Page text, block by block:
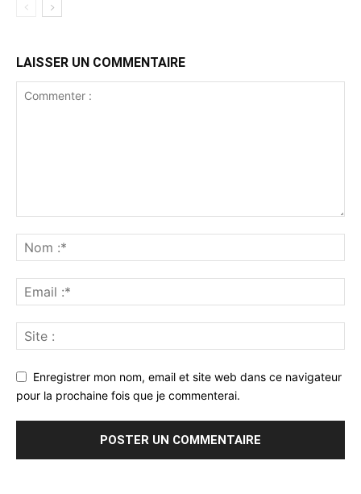
LAISSER UN COMMENTAIRE
Enregistrer mon nom, email et site web dans ce navigateur
pour la prochaine fois que je commenterai.